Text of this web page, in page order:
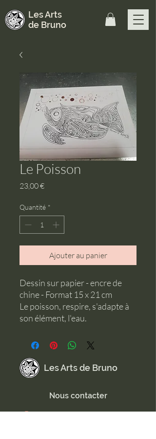
Les Arts
de Bruno
Le Poisson
23,00 €Prix
Quantité *
Ajouter au panier
Dessin sur papier - encre de
chine - Format 15 x 21 cm
Le poisson, respire, s'adapte à
son élément, l'eau.
Les Arts de Bruno
Nous contacter